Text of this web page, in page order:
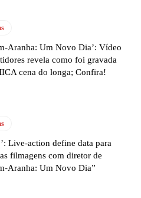
Aranha: Um Novo Dia’: Vídeo
revela como foi gravada
cena do longa; Confira!
Live-action define data para
filmagens com diretor de
Aranha: Um Novo Dia”